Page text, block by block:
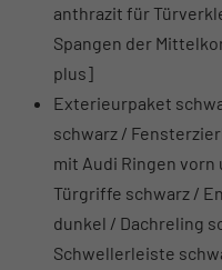
anthrazit für
Spangen der
plus]
Exterieurpaket
schwarz /
mit Audi Ringen
Türgriffe schwarz /
dunkel / Dachreling
Schwellerleiste